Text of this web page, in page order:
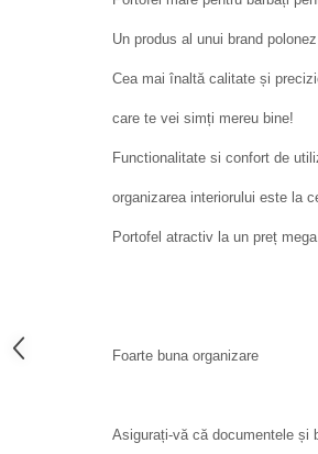
Un produs al unui brand
Cea mai înaltă calitate și
care te vei simți mereu bine!
Functionalitate si confort de
organizarea interiorului este la
Portofel atractiv la un preț
Foarte buna organizare
Asigurați-vă că documentele și